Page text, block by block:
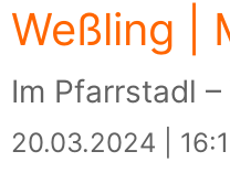
Weßling |
Im Pfarrstadl
20.03.2024 |